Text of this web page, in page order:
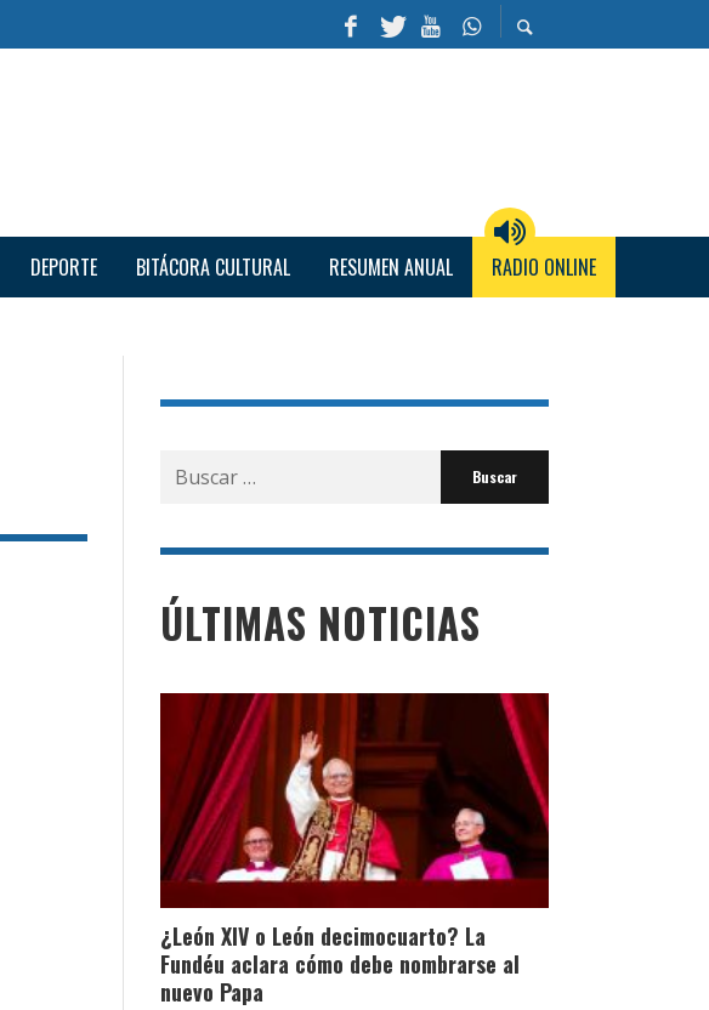
DEPORTE BITÁCORA CULTURAL RESUMEN ANUAL RADIO ONLINE
Buscar
por:
ÚLTIMAS NOTICIAS
¿León XIV o León decimocuarto? La
Fundéu aclara cómo debe nombrarse al
nuevo Papa